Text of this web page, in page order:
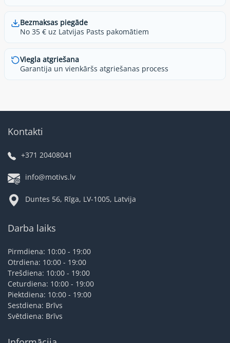
Bezmaksas piegāde
No 35 € uz Latvijas Pasts pakomātiem
Viegla atgriešana
Garantija un vienkāršs atgriešanas process
Kontakti
+371 20408041
info@motivs.lv
Duntes 56, Rīga, LV-1005, Latvija
Darba laiks
Pirmdiena: 10:00 - 19:00
Otrdiena: 10:00 - 19:00
Trešdiena: 10:00 - 19:00
Ceturdiena: 10:00 - 19:00
Piektdiena: 10:00 - 19:00
Sestdiena: Brīvs
Svētdiena: Brīvs